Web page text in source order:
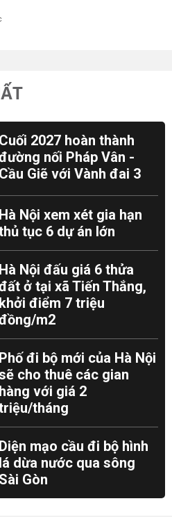
Cuối 2027 hoàn thành
nối Pháp Vân -
Cầu Giẽ với Vành đai 3
Hà Nội xem xét gia hạn
tục 6 dự án lớn
Hà Nội đấu giá 6 thửa
ở tại xã Tiến Thắng,
khởi điểm 7 triệu
m2
Phố đi bộ mới của Hà Nội
cho thuê các gian
hàng với giá 2
tháng
Diện mạo cầu đi bộ hình
lá dừa nước qua sông
Sài Gòn